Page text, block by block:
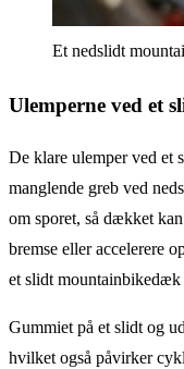
Et nedslidt
Ulemperne ved et
De klare ulemper ved et
manglende greb ved
om sporet, så dækket
bremse eller accelerere
et slidt
Gummiet på et slidt og
hvilket også påvirker